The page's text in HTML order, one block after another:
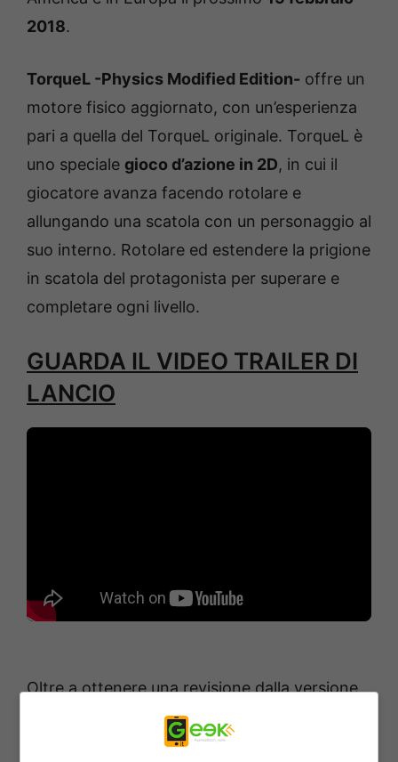
2018.
TorqueL -Physics Modified Edition- offre un
motore fisico aggiornato, con un’esperienza
pari a quella del TorqueL originale. TorqueL è
uno speciale gioco d’azione in 2D, in cui il
giocatore avanza facendo rotolare e
allungando una scatola con un personaggio al
suo interno. Rotolare ed estendere la prigione
in scatola del protagonista per superare e
completare ogni livello.
GUARDA IL VIDEO TRAILER DI
LANCIO
Oltre a ottenere una revisione dalla versione
precedentemente disponibile, il
dedicato progettato da Nobuyoshi Sano